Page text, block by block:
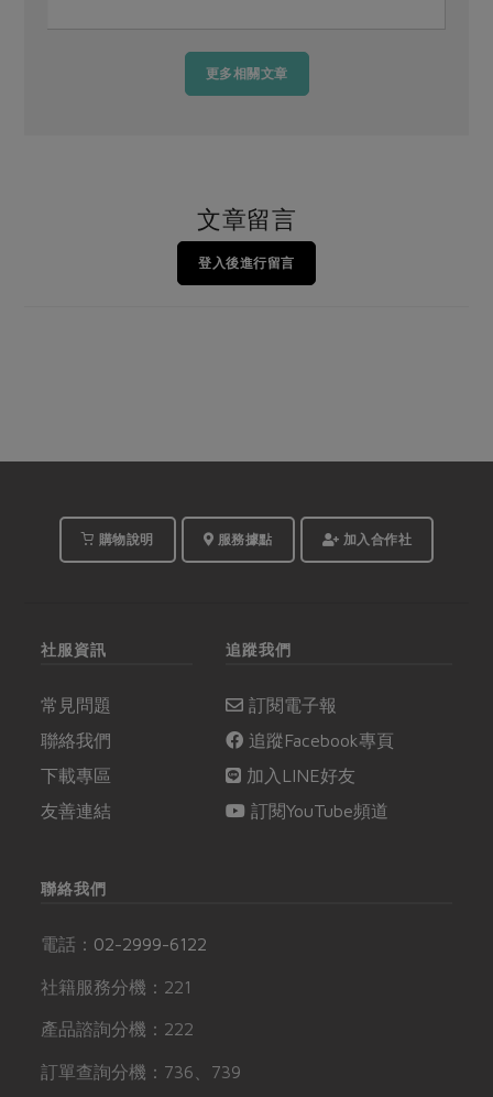
更多相關文章
文章留言
登入後進行留言
購物說明 服務據點 加入合作社
社服資訊
常見問題
聯絡我們
下載專區
友善連結
追蹤我們
訂閱電子報
追蹤Facebook專頁
加入LINE好友
訂閱YouTube頻道
聯絡我們
電話： 02-2999-6122
社籍服務分機：221
產品諮詢分機：222
訂單查詢分機：736、739